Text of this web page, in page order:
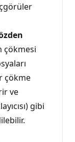
çökmesi
çökme
ve
gibi